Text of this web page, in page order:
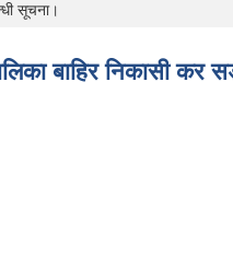
सूचना।
बाहिर निकासी कर